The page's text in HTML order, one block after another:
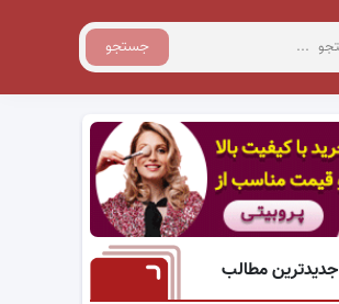
جستجو
جدیدترین مطالب